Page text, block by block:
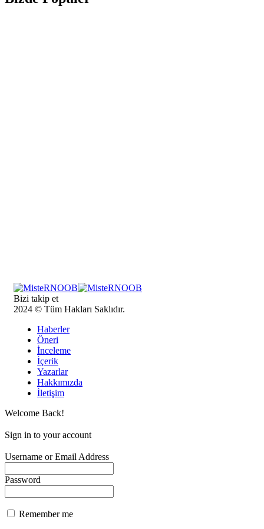
Bizi takip et
2024 © Tüm Hakları Saklıdır.
Haberler
Öneri
İnceleme
İçerik
Yazarlar
Hakkımızda
İletişim
Welcome Back!
Sign in to your account
Username or Email Address
Password
Remember me